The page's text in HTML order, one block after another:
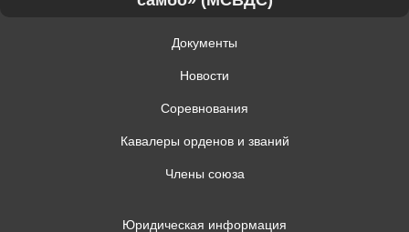
Документы
Новости
Соревнования
Кавалеры орденов и званий
Члены союза
Юридическая информация